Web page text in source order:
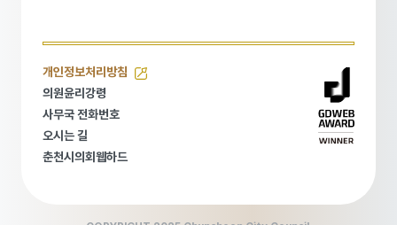
개인정보처리방침
의원윤리강령
의원윤리강령
사무국 전화번호
사무국 전화번호
오시는 길
오시는 길
춘천시의회웹하드
춘천시의회웹하드